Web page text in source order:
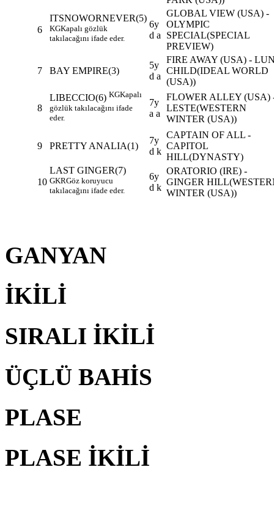
6
ITSNOWORNEVER(5)
KGKapalı gözlük
takılacağını ifade eder.
6y
d a
GLOBAL VIEW (USA) -
OLYMPIC
SPECIAL(SPECIAL
PREVIEW)
7 BAY EMPIRE(3)
5y
d a
FIRE AWAY (USA) -
CHILD(IDEAL WORLD
(USA))
8
LIBECCIO(6) KGKapalı
gözlük takılacağını ifade
eder.
7y
a a
FLOWER ALLEY (USA)
LESTE(WESTERN
WINTER (USA))
9 PRETTY ANALIA(1)
7y
d k
CAPTAIN OF ALL -
CAPITOL
HILL(DYNASTY)
10
LAST GINGER(7)
GKRGöz koruyucu
takılacağını ifade eder.
6y
d k
ORATORIO (IRE) -
GINGER
WINTER (USA))
GANYAN
İKİLİ
SIRALI İKİLİ
ÜÇLÜ BAHİS
PLASE
PLASE İKİLİ